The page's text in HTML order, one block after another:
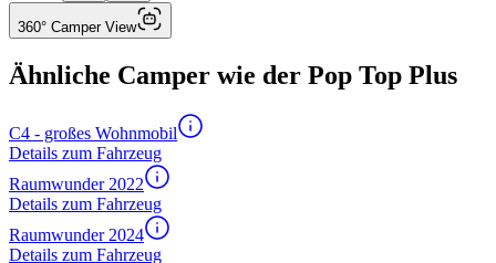
360° Camper View
Ähnliche Camper wie der Pop Top Plus
C4 - großes Wohnmobil
Details zum Fahrzeug
Raumwunder 2022
Details zum Fahrzeug
Raumwunder 2024
Details zum Fahrzeug